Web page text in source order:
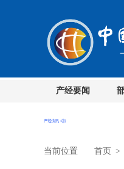
产经要闻
当前位置 首页 >